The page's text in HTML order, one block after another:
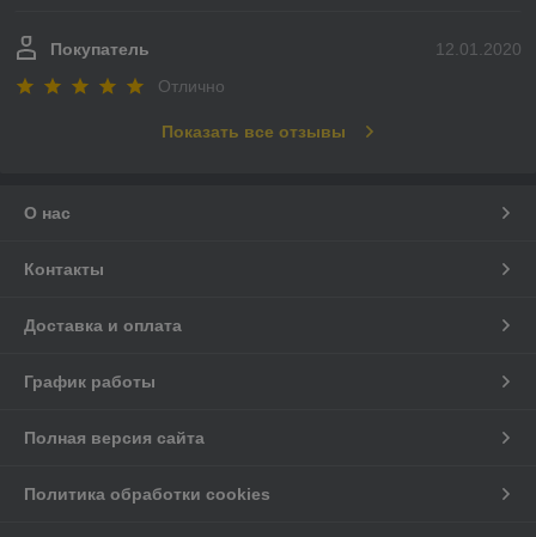
12.01.2020
Покупатель
Отлично
Показать все отзывы
О нас
Контакты
Доставка и оплата
График работы
Полная версия сайта
Политика обработки cookies